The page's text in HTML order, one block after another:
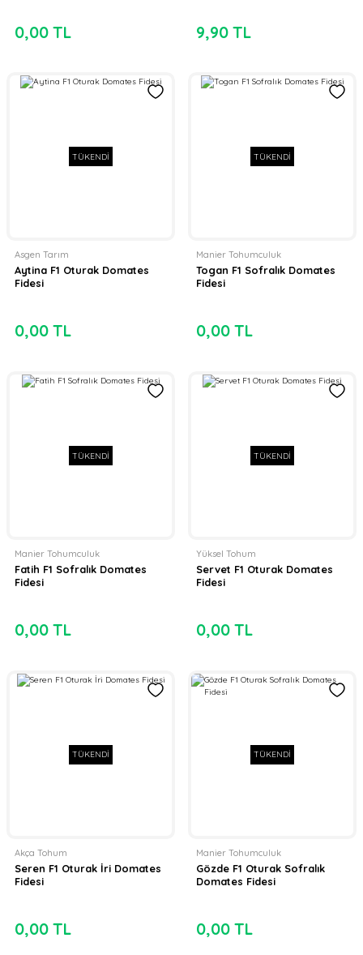
0,00 TL 9,90 TL
TÜKENDİ
Asgen Tarım
Aytina F1 Oturak Domates
Fidesi
0,00 TL
TÜKENDİ
Manier Tohumculuk
Togan F1 Sofralık Domates
Fidesi
0,00 TL
TÜKENDİ
Manier Tohumculuk
Fatih F1 Sofralık Domates
Fidesi
0,00 TL
TÜKENDİ
Yüksel Tohum
Servet F1 Oturak Domates
Fidesi
0,00 TL
TÜKENDİ
Akça Tohum
Seren F1 Oturak İri Domates
Fidesi
0,00 TL
TÜKENDİ
Manier Tohumculuk
Gözde F1 Oturak Sofralık
Domates Fidesi
0,00 TL